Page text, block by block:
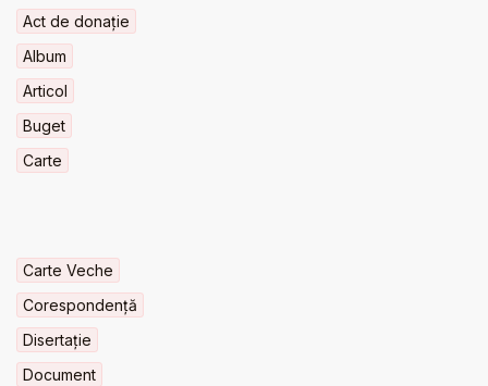
Act de donație
Album
Articol
Buget
Carte
Carte Veche
Corespondență
Disertație
Document